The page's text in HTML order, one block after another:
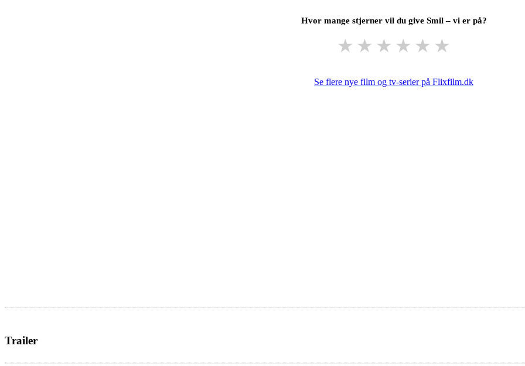
Hvor mange stjerner vil du give Smil – vi er på?
★ ★ ★ ★ ★ ★
Se flere nye film og tv-serier på Flixfilm.dk
Trailer